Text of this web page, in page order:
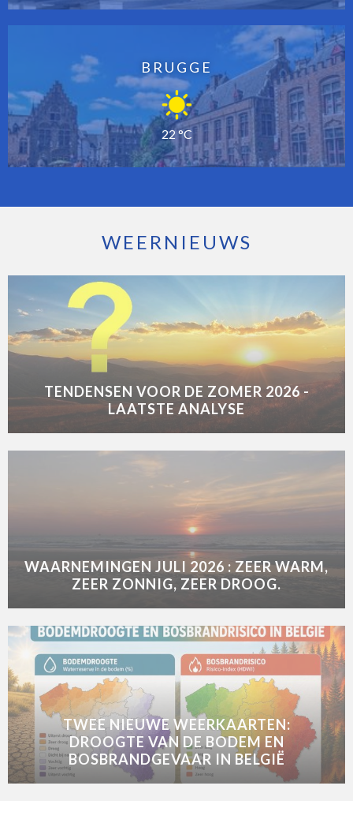
BRUGGE
22 °C
WEERNIEUWS
TENDENSEN VOOR DE ZOMER 2026 -
LAATSTE ANALYSE
WAARNEMINGEN JULI 2026 : ZEER WARM,
ZEER ZONNIG, ZEER DROOG.
TWEE NIEUWE WEERKAARTEN:
DROOGTE VAN DE BODEM EN
BOSBRANDGEVAAR IN BELGIË